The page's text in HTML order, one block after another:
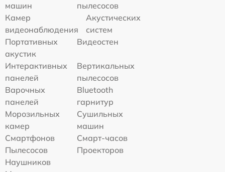
машин
пылесосов
Камер
видеонаблюдения
Акустических
систем
Портативных
акустик
Видеостен
Интерактивных
панелей
Вертикальных
пылесосов
Варочных
панелей
Bluetooth
гарнитур
Морозильных
камер
Сушильных
машин
Смартфонов
Смарт-часов
Пылесосов
Проекторов
Наушников